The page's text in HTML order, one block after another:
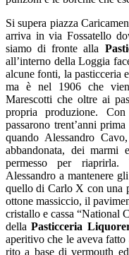
Si supera piazza
arriva in via Fossatello
siamo di fronte alla
all’interno della Loggia
alcune fonti, la pasticceria
ma è nel 1906 che
Marescotti che oltre ai
propria produzione.
passarono trent’anni
quando Alessandro
abbandonata, dei
permesso per
Alessandro a mantenere
quello di Carlo X con una
ottone massiccio, il
cristallo e cassa “National
dellaPasticceria
aperitivo che le aveva
rito a base di vermouth